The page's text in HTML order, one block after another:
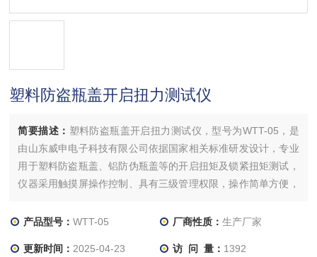
塑料防盗瓶盖开启扭力测试仪
简要描述： 塑料防盗瓶盖开启扭力测试仪，型号为WTT-05，是
由山东威申电子科技有限公司依据国家相关标准研发设计，专业
用于塑料防盗瓶盖、铝防伪瓶盖等的开启扭矩及锁紧扭矩测试，
仪器采用触摸屏操作控制、具有三级管理权限，操作简单方便，
产品型号：WTT-05 厂商性质： 生产厂家
更新时间： 2025-04-23 访 问 量： 1392